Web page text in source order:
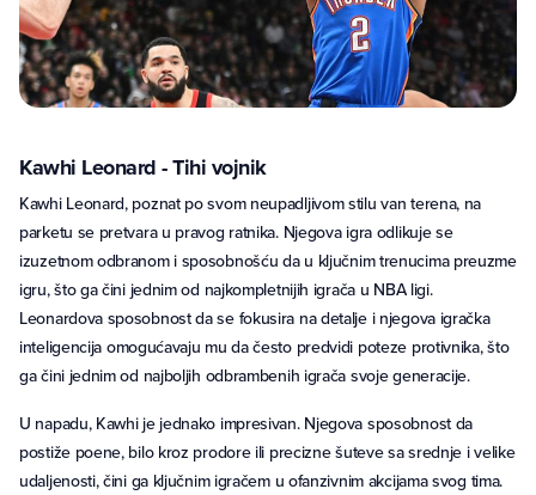
Kawhi Leonard - Tihi vojnik
Kawhi Leonard, poznat po svom neupadljivom stilu van terena, na
parketu se pretvara u pravog ratnika. Njegova igra odlikuje se
izuzetnom odbranom i sposobnošću da u ključnim trenucima preuzme
igru, što ga čini jednim od najkompletnijih igrača u NBA ligi.
Leonardova sposobnost da se fokusira na detalje i njegova igračka
inteligencija omogućavaju mu da često predvidi poteze protivnika, što
ga čini jednim od najboljih odbrambenih igrača svoje generacije.
U napadu, Kawhi je jednako impresivan. Njegova sposobnost da
postiže poene, bilo kroz prodore ili precizne šuteve sa srednje i velike
udaljenosti, čini ga ključnim igračem u ofanzivnim akcijama svog tima.